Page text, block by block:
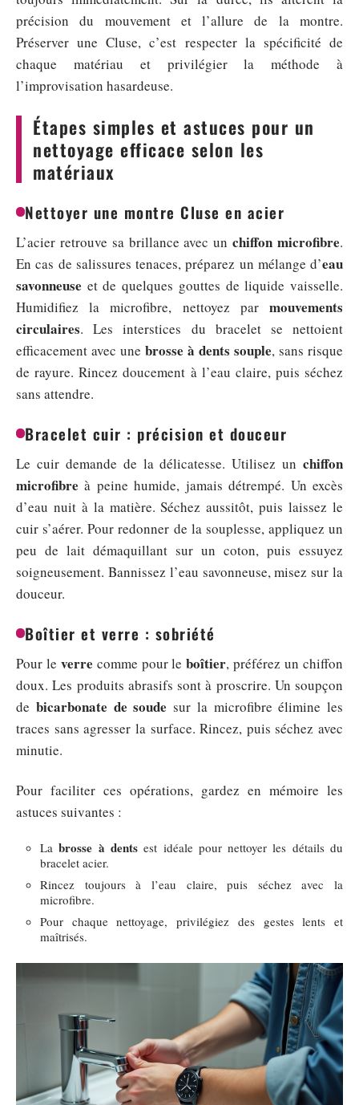
précision du mouvement et l’allure de la montre.
Préserver une Cluse, c’est respecter la spécificité de
chaque matériau et privilégier la méthode à
l’improvisation hasardeuse.
Étapes simples et astuces pour un
nettoyage efficace selon les
matériaux
Nettoyer une montre Cluse en acier
L’acier retrouve sa brillance avec unchiffon microfibre.
En cas de salissures tenaces, préparez un mélange d’eau
savonneuse et de quelques gouttes de liquide vaisselle.
Humidifiez la microfibre, nettoyez par mouvements
circulaires. Les interstices du bracelet se nettoient
efficacement avec une brosse à dents souple, sans risque
de rayure. Rincez doucement à l’eau claire, puis séchez
sans attendre.
Bracelet cuir : précision et douceur
Le cuir demande de la délicatesse. Utilisez un chiffon
microfibre à peine humide, jamais détrempé. Un excès
d’eau nuit à la matière. Séchez aussitôt, puis laissez le
cuir s’aérer. Pour redonner de la souplesse, appliquez un
peu de lait démaquillant sur un coton, puis essuyez
soigneusement. Bannissez l’eau savonneuse, misez sur la
douceur.
Boîtier et verre : sobriété
Pour le verre comme pour leboîtier, préférez un chiffon
doux. Les produits abrasifs sont à proscrire. Un soupçon
de bicarbonate de soude sur la microfibre élimine les
traces sans agresser la surface. Rincez, puis séchez avec
minutie.
Pour faciliter ces opérations, gardez en mémoire les
astuces suivantes :
Labrosse à dentsest idéale pour nettoyer les détails du
bracelet acier.
Rincez toujours à l’eau claire, puis séchez avec la
microfibre.
Pour chaque nettoyage, privilégiez des gestes lents et
maîtrisés.